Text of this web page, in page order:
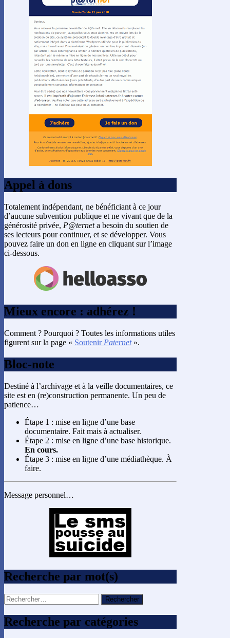
Appel à dons
Totalement indépendant, ne bénéficiant à ce jour
d’aucune subvention publique et ne vivant que de la
générosité privée, P@terneta besoin du soutien de
ses lecteurs pour continuer, et se développer. Vous
pouvez faire un don en ligne en cliquant sur l’image
ci-dessous.
Mieux encore : adhérez !
Comment ? Pourquoi ? Toutes les informations utiles
figurent sur la page « Soutenir Paternet».
Bloc-note
Destiné à l’archivage et à la veille documentaires, ce
site est en (re)construction permanente. Un peu de
patience…
Étape 1 : mise en ligne d’une base
documentaire. Fait mais à actualiser.
Étape 2 : mise en ligne d’une base historique.
En cours.
Étape 3 : mise en ligne d’une médiathèque. À
faire.
Message personnel…
Recherche par mot(s)
Rechercher :
Recherche par catégories